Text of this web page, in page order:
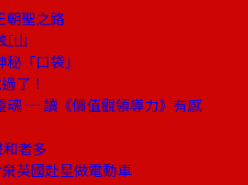
朝聖之路
山
「口袋」
了！
魂 ─ 讀《價值觀領導力》有感
者多
英國赴星做電動車